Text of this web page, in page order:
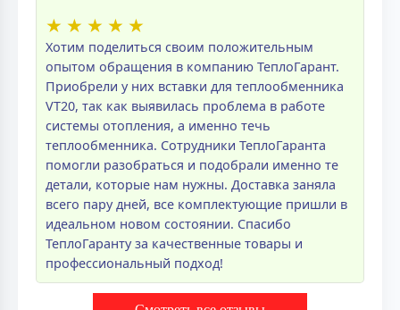
★ ★ ★ ★ ★
Хотим поделиться своим положительным
опытом обращения в компанию ТеплоГарант.
Приобрели у них вставки для теплообменника
VT20, так как выявилась проблема в работе
системы отопления, а именно течь
теплообменника. Сотрудники ТеплоГаранта
помогли разобраться и подобрали именно те
детали, которые нам нужны. Доставка заняла
всего пару дней, все комплектующие пришли в
идеальном новом состоянии. Спасибо
ТеплоГаранту за качественные товары и
профессиональный подход!